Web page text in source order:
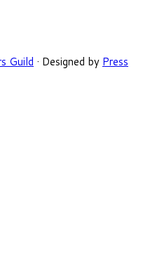
Guild · Designed by Press